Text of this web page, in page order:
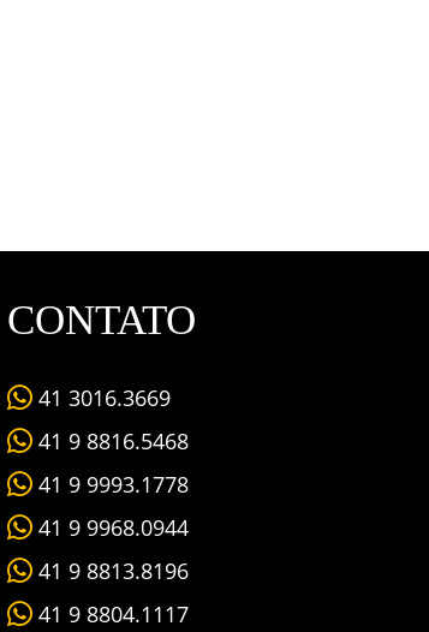
CONTATO
41 3016.3669
41 9 8816.5468
41 9 9993.1778
41 9 9968.0944
41 9 8813.8196
41 9 8804.1117